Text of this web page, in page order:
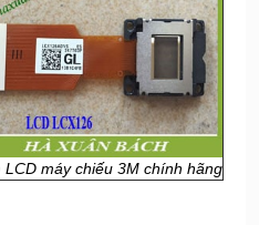
LCD máy chiếu 3M chính hãng